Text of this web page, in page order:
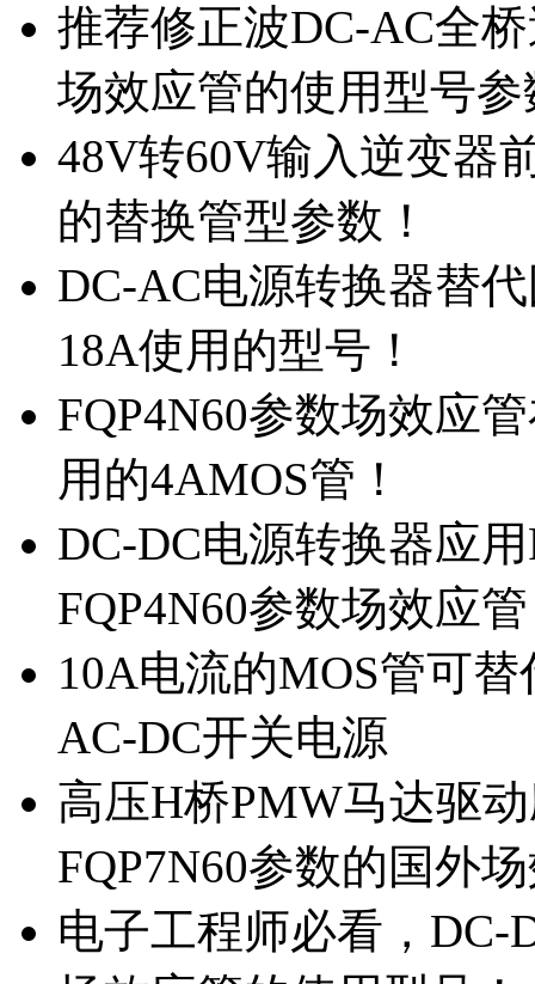
推荐修正波DC-AC全
场效应管的使用型号参
48V转60V输入逆变器
的替换管型参数！
DC-AC电源转换器替
18A使用的型号！
FQP4N60参数场效应
用的4AMOS管！
DC-DC电源转换器应
FQP4N60参数场效应
10A电流的MOS管可
AC-DC开关电源
高压H桥PMW马达驱
FQP7N60参数的国外
电子工程师必看，DC-